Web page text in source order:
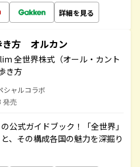
詳細を見る
き方 オルカン
全世界株式（オール・カント
き方
シャルコラボ
発売
公式ガイドブック！「全世界」
、その構成各国の魅力を深掘り